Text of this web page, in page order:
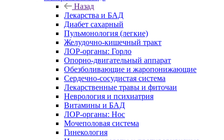
Назад
Лекарства и БАД
Диабет сахарный
Пульмонология (легкие)
Желудочно-кишечный тракт
ЛОР-органы: Горло
Опорно-двигательный аппарат
Обезболивающие и жаропонижающие
Сердечно-сосудистая система
Лекарственные травы и фиточаи
Неврология и психиатрия
Витамины и БАД
ЛОР-органы: Нос
Мочеполовая система
Гинекология